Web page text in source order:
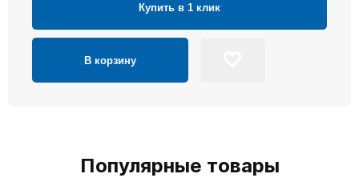
Купить в 1 клик
В корзину
Популярные товары